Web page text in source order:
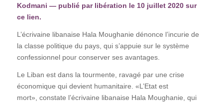
Kodmani — publié par libération le 10 juillet 2020 sur
ce lien.
L’écrivaine libanaise Hala Moughanie dénonce l’incurie de
la classe politique du pays, qui s’appuie sur le système
confessionnel pour conserver ses avantages.
Le Liban est dans la tourmente, ravagé par une crise
économique qui devient humanitaire. «L’Etat est
mort», constate l’écrivaine libanaise Hala Moughanie, qui